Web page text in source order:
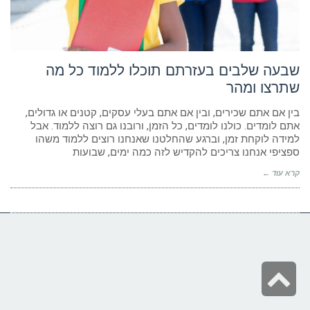
brightness_low ניגודיות כהה
הוסף קו תחתון לקישורים
סמן קישורים
כל
האפשרויות
הצהרת נגישות
שבעה שלבים בעזרתם תוכלו ללמוד כל מה
שתרצו ומהר
בין אם אתם שכירים, ובין אם אתם בעלי עסקים, קטנים או גדולים,
אתם לומדים. כולנו לומדים, כל הזמן, ורובנו גם רוצה ללמוד. אבל
למידה לוקחת זמן, וברגע שהחלטנו שאנחנו רוצים ללמוד משהו
ספציפי אנחנו צריכים להקדיש לזה כמה ימים, שבועות
קרא עוד ←
לראש